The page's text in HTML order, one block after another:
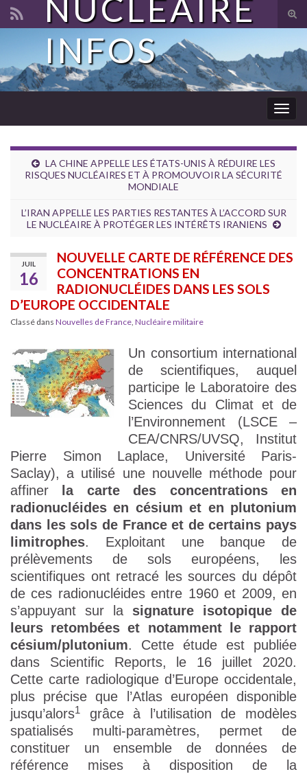
Search for:
NUCLÉAIRE
INFOS
LA CHINE APPELLE LES ÉTATS-UNIS À RÉDUIRE LES
RISQUES NUCLÉAIRES ET À PROMOUVOIR LA SÉCURITÉ
MONDIALE
L’IRAN APPELLE LES PARTIES RESTANTES À L’ACCORD SUR
LE NUCLÉAIRE À PROTÉGER LES INTÉRÊTS IRANIENS
JUIL
16
NOUVELLE CARTE DE RÉFÉRENCE DES
CONCENTRATIONS EN
RADIONUCLÉIDES DANS LES SOLS
D’EUROPE OCCIDENTALE
Classé dans Nouvelles de France, Nucléaire militaire
Un consortium international
de scientifiques, auquel
participe le Laboratoire des
Sciences du Climat et de
l’Environnement (LSCE –
CEA/CNRS/UVSQ, Institut
Pierre Simon Laplace, Université Paris-
Saclay), a utilisé une nouvelle méthode pour
affiner
la carte des concentrations en
radionucléides en césium et en plutonium
dans les sols de France et de certains pays
limitrophes. Exploitant une banque de
prélèvements de sols européens, les
scientifiques ont retracé les sources du dépôt
de ces radionucléides entre 1960 et 2009, en
s’appuyant sur la signature isotopique de
leurs retombées et notamment le rapport
césium/plutonium. Cette étude est publiée
dans Scientific Reports, le 16 juillet 2020.
Cette carte radiologique d’Europe occidentale,
plus précise que l’Atlas européen disponible
jusqu’alors1
grâce à l’utilisation de modèles
spatialisés multi-paramètres, permet de
constituer un ensemble de données de
référence mises à disposition de la